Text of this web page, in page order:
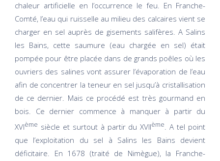
chaleur artificielle en l’occurrence le feu. En Franche-
Comté, l’eau qui ruisselle au milieu des calcaires vient se
charger en sel auprès de gisements salifères. A Salins
les Bains, cette saumure (eau chargée en sel) était
pompée pour être placée dans de grands poêles où les
ouvriers des salines vont assurer l’évaporation de l’eau
afin de concentrer la teneur en sel jusqu’à cristallisation
de ce dernier. Mais ce procédé est très gourmand en
bois. Ce dernier commence à manquer à partir du
XVIème siècle et surtout à partir du XVIIème. A tel point
que l’exploitation du sel à Salins les Bains devient
déficitaire. En 1678 (traité de Nimègue), la Franche-